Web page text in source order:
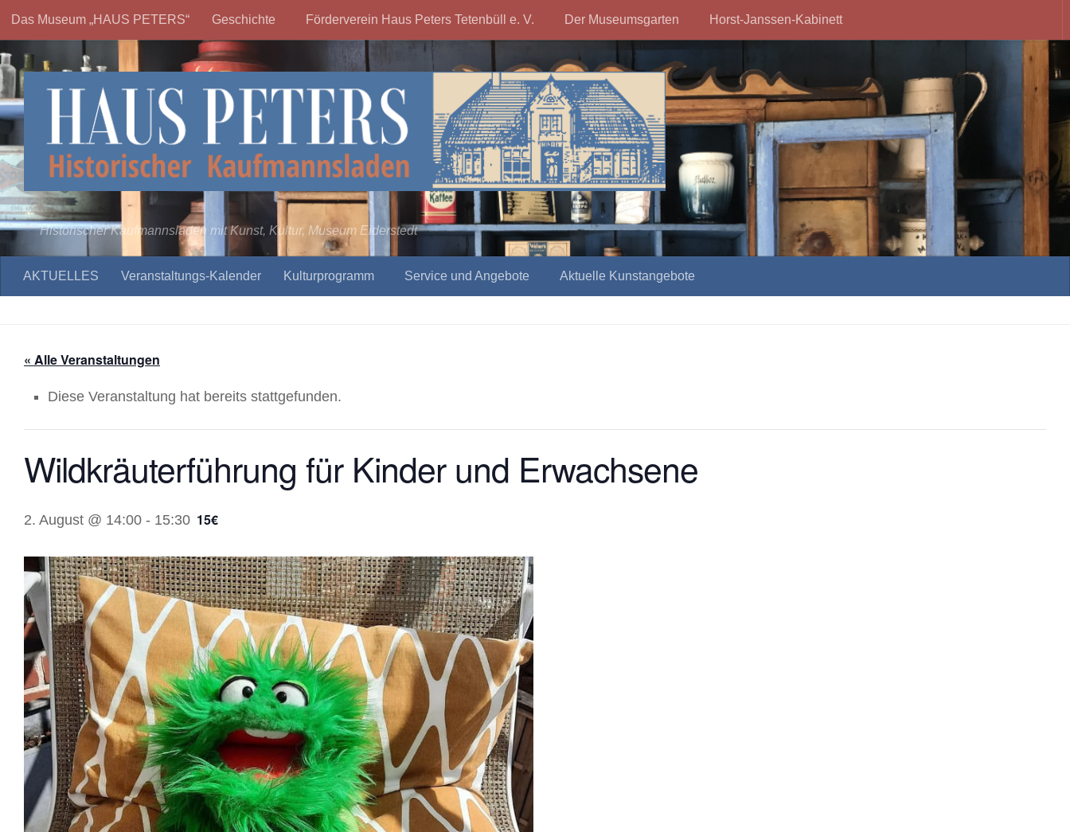
Zum Inhalt springen
Das Museum „HAUS PETERS“ Geschichte Förderverein Haus Peters Tetenbüll e. V. Der Museumsgarten Horst-Janssen-Kabinett
Historischer Kaufmannsladen mit Kunst, Kultur, Museum Eiderstedt
AKTUELLES Veranstaltungs-Kalender Kulturprogramm Service und Angebote Aktuelle Kunstangebote
« Alle Veranstaltungen
Diese Veranstaltung hat bereits stattgefunden.
Wildkräuterführung für Kinder und Erwachsene
2. August @ 14:00 - 15:30 15€